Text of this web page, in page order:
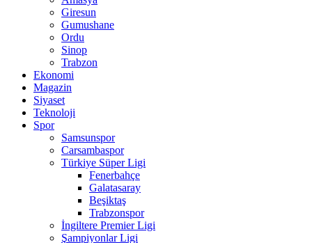
Giresun
Gumushane
Ordu
Sinop
Trabzon
Ekonomi
Magazin
Siyaset
Teknoloji
Spor
Samsunspor
Carsambaspor
Türkiye Süper Ligi
Fenerbahçe
Galatasaray
Beşiktaş
Trabzonspor
İngiltere Premier Ligi
Şampiyonlar Ligi